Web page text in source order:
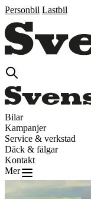
Personbil Lastbil
Bilar
Kampanjer
Service & verkstad
Däck & fälgar
Kontakt
Mer